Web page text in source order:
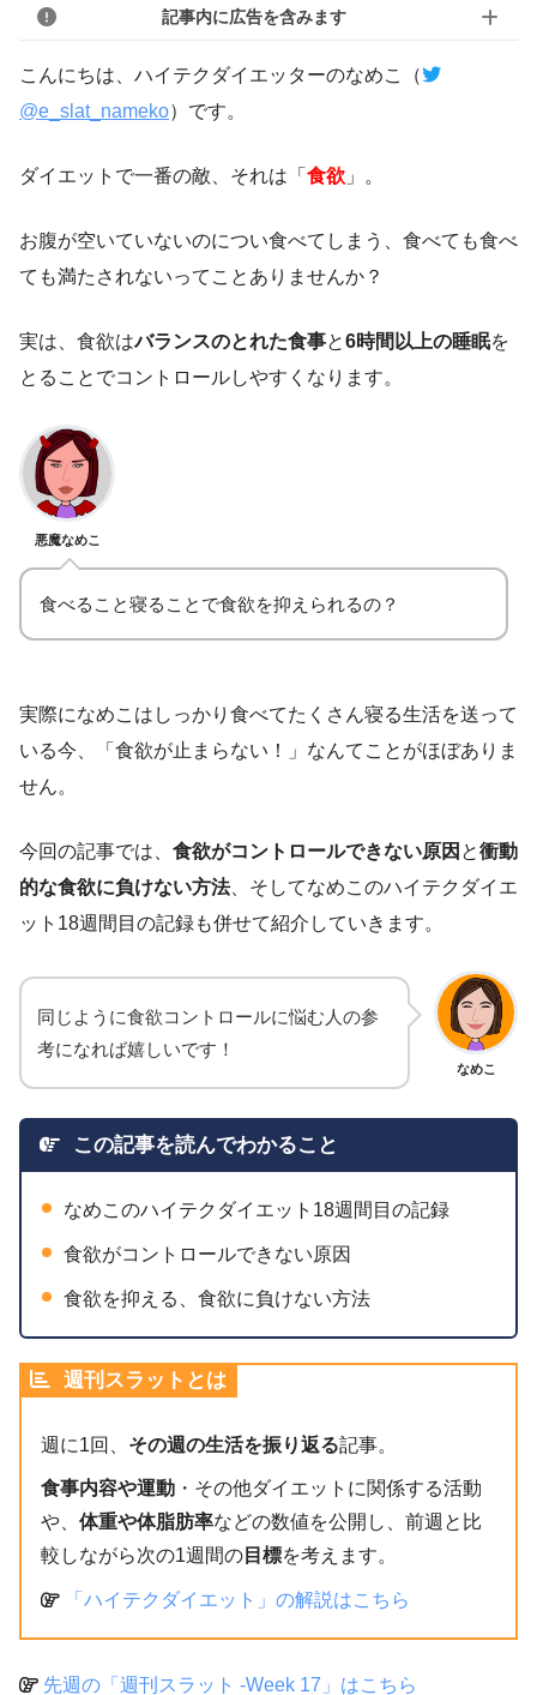
記事内に広告を含みます
こんにちは、ハイテクダイエッターのなめこ（
@e_slat_nameko）です。
ダイエットで一番の敵、それは「 食欲 」。
お腹が空いていないのについ食べてしまう、食べても食べ
ても満たされないってことありませんか？
実は、食欲はバランスのとれた食事と6時間以上の睡眠を
とることでコントロールしやすくなります。
悪魔なめこ
食べること寝ることで食欲を抑えられるの？
実際になめこはしっかり食べてたくさん寝る生活を送って
いる今、「食欲が止まらない！」なんてことがほぼありま
せん。
今回の記事では、 食欲がコントロールできない原因 と衝動
的な食欲に負けない方法、そしてなめこのハイテクダイエ
ット18週間目の記録も併せて紹介していきます。
なめこ
同じように食欲コントロールに悩む人の参
考になれば嬉しいです！
この記事を読んでわかること
なめこのハイテクダイエット18週間目の記録
食欲がコントロールできない原因
食欲を抑える、食欲に負けない方法
週刊スラットとは
週に1回、 その週の生活を振り返る記事。
食事内容や運動 ・その他ダイエットに関係する活動
や、 体重や体脂肪率などの数値を公開し、前週と比
較しながら次の1週間の 目標を考えます。
「ハイテクダイエット」の解説はこちら
先週の「週刊スラット -Week 17」はこちら